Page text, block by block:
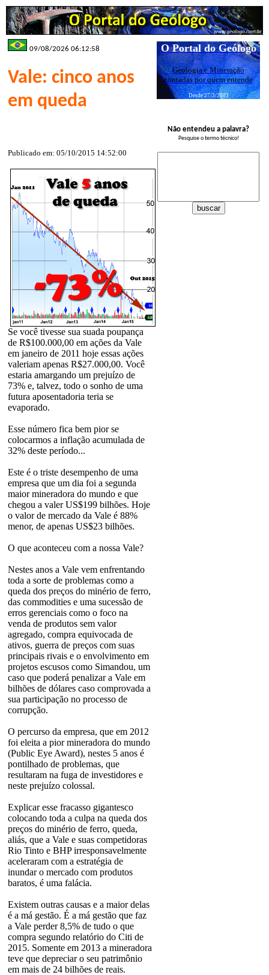
09/08/2026 06:12:58
Vale: cinco anos
em queda
Publicado em: 05/10/2015 14:52:00
Se você tivesse sua suada poupança
de R$100.000,00 em ações da Vale
em janeiro de 2011 hoje essas ações
valeriam apenas R$27.000,00. Você
estaria amargando um prejuízo de
73% e, talvez, todo o sonho de uma
futura aposentadoria teria se
evaporado.
Esse número fica bem pior se
colocarmos a inflação acumulada de
32% deste período...
Este é o triste desempenho de uma
empresa que um dia foi a segunda
maior mineradora do mundo e que
chegou a valer US$199 bilhões. Hoje
o valor de mercado da Vale é 88%
menor, de apenas US$23 bilhões.
O que aconteceu com a nossa Vale?
Nestes anos a Vale vem enfrentando
toda a sorte de problemas como a
queda dos preços do minério de ferro,
das commodities e uma sucessão de
erros gerenciais como o foco na
venda de produtos sem valor
agregado, compra equivocada de
ativos, guerra de preços com suas
principais rivais e o envolvimento em
projetos escusos como Simandou, um
caso que poderá penalizar a Vale em
bilhões de dólares caso comprovada a
sua participação no processo de
corrupção.
O percurso da empresa, que em 2012
foi eleita a pior mineradora do mundo
(Public Eye Award), nestes 5 anos é
pontilhado de problemas, que
resultaram na fuga de investidores e
neste prejuízo colossal.
Explicar esse fracasso gigantesco
colocando toda a culpa na queda dos
preços do minério de ferro, queda,
aliás, que a Vale e suas competidoras
Rio Tinto e BHP irresponsavelmente
aceleraram com a estratégia de
inundar o mercado com produtos
baratos, é uma falácia.
Existem outras causas e a maior delas
é a má gestão. É a má gestão que faz
a Vale perder 8,5% de tudo o que
compra segundo relatório do Citi de
2015. Somente em 2013 a mineradora
teve que depreciar o seu patrimônio
em mais de 24 bilhões de reais.
O Portal do Geólogo
Geologia e Mineração
contadas por quem entende
Desde 27/3/2003
Não entendeu a palavra?
Pesquise o termo técnico!